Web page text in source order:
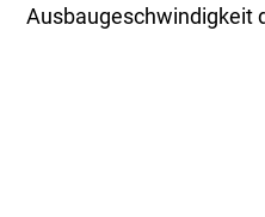
Ausbaugeschwindigkeit